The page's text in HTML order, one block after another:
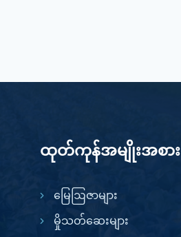
ထုတ်ကုန်အမျိုးအစား
မြေဩဇာများ
မှိုသတ်ဆေးများ